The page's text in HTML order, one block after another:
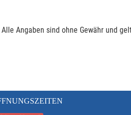
Angaben sind ohne Gewähr und